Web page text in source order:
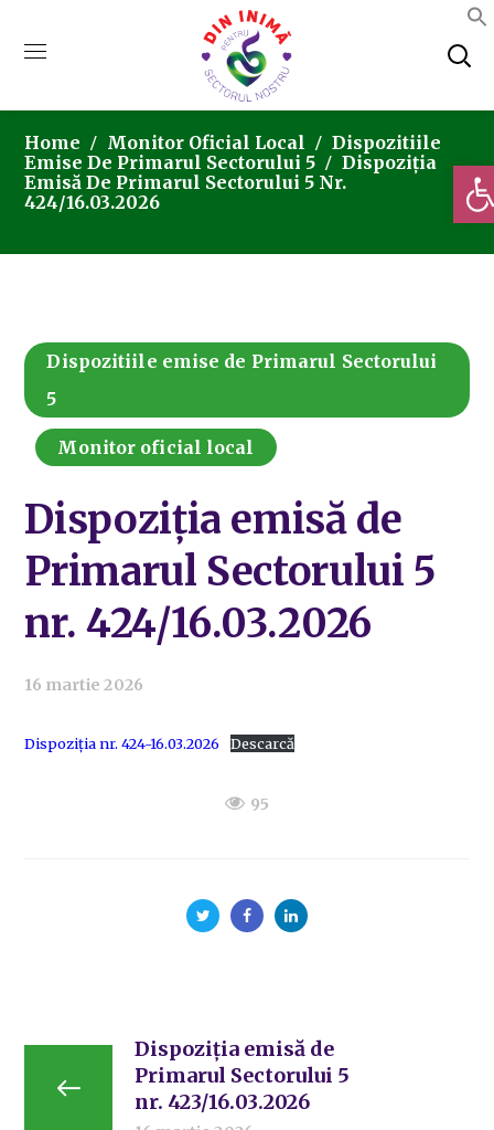
Home Monitor Oficial Local
Dispozitiile
Emise De Primarul Sectorului 5
Dispoziția
Emisă De Primarul Sectorului 5 Nr.
424/16.03.2026
Dispozitiile emise de Primarul Sectorului
5
Monitor oficial local
Dispoziția emisă de
Primarul Sectorului 5
nr. 424/16.03.2026
16 martie 2026
Dispoziția nr. 424-16.03.2026 Descarcă
95
Dispoziția emisă de
Primarul Sectorului 5
nr. 423/16.03.2026